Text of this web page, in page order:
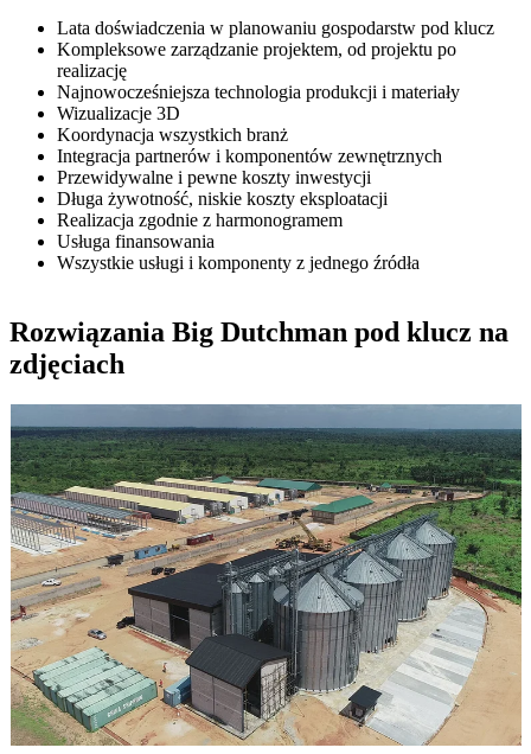
Lata doświadczenia w planowaniu gospodarstw pod klucz
Kompleksowe zarządzanie projektem, od projektu po
realizację
Najnowocześniejsza technologia produkcji i materiały
Wizualizacje 3D
Koordynacja wszystkich branż
Integracja partnerów i komponentów zewnętrznych
Przewidywalne i pewne koszty inwestycji
Długa żywotność, niskie koszty eksploatacji
Realizacja zgodnie z harmonogramem
Usługa finansowania
Wszystkie usługi i komponenty z jednego źródła
Rozwiązania Big Dutchman pod klucz na
zdjęciach